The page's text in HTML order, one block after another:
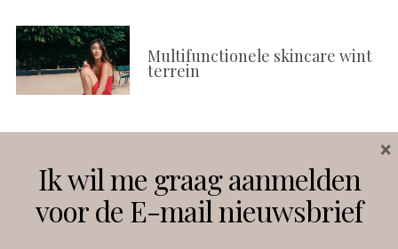
Multifunctionele skincare wint
terrein
Instagram Facebook
Ik wil me graag aanmelden
voor de E-mail nieuwsbrief
×